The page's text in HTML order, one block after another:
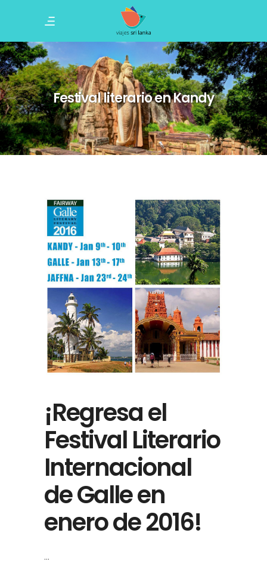
Festival literario en Kandy
¡Regresa el
Festival Literario
Internacional
de Galle en
enero de 2016!